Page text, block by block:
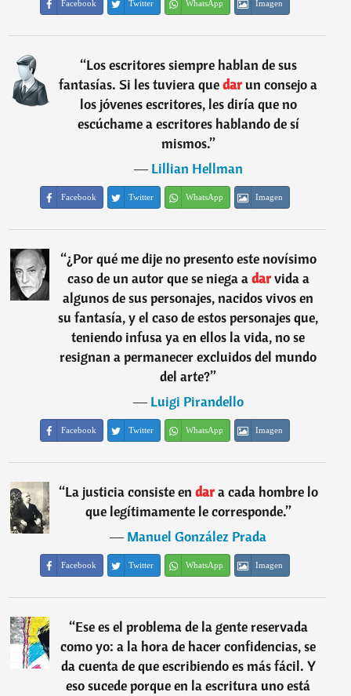
Facebook Twitter WhatsApp Imagen
“Los escritores siempre hablan de sus
fantasías. Si les tuviera quedarun consejo a
los jóvenes escritores, les diría que no
escúchame a escritores hablando de sí
mismos.”
―Lillian Hellman
Facebook Twitter WhatsApp Imagen
“¿Por qué me dije no presento este novísimo
caso de un autor que se niega adarvida a
algunos de sus personajes, nacidos vivos en
su fantasía, y el caso de estos personajes que,
teniendo infusa ya en ellos la vida, no se
resignan a permanecer excluidos del mundo
del arte?”
―Luigi Pirandello
Facebook Twitter WhatsApp Imagen
“La justicia consiste en dara cada hombre lo
que legítimamente le corresponde.”
―Manuel González Prada
Facebook Twitter WhatsApp Imagen
“Ese es el problema de la gente reservada
como yo: a la hora de hacer confidencias, se
da cuenta de que escribiendo es más fácil. Y
eso sucede porque en la escritura uno está